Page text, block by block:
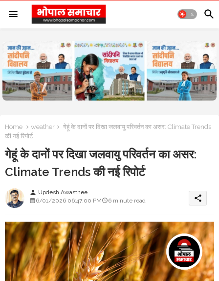
Home weather
गेहूं के दानों पर दिखा जलवायु परिवर्तन का असर: Climate Trends
की नई रिपोर्ट
गेहूं के दानों पर दिखा जलवायु परिवर्तन का असर:
Climate Trends की नई रिपोर्ट
person Updesh Awasthee
6/01/2026 06:47:00 PM
6 minute read share